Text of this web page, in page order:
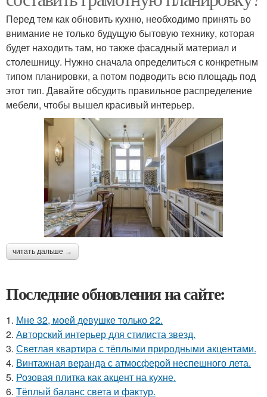
Перед тем как обновить кухню, необходимо принять во
внимание не только будущую бытовую технику, которая
будет находить там, но также фасадный материал и
столешницу. Нужно сначала определиться с конкретным
типом планировки, а потом подводить всю площадь под
этот тип. Давайте обсудить правильное распределение
мебели, чтобы вышел красивый интерьер.
читать дальше →
Последние обновления на сайте:
1. Мне 32, моей девушке только 22.
2. Авторский интерьер для стилиста звезд.
3. Светлая квартира с тёплыми природными акцентами.
4. Винтажная веранда с атмосферой неспешного лета.
5. Розовая плитка как акцент на кухне.
6. Тёплый баланс света и фактур.